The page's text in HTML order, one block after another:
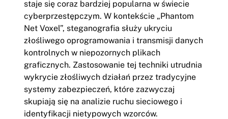
staje się coraz bardziej popularna w świecie
cyberprzestępczym. W kontekście „Phantom
Net Voxel”, steganografia służy ukryciu
złośliwego oprogramowania i transmisji danych
kontrolnych w niepozornych plikach
graficznych. Zastosowanie tej techniki utrudnia
wykrycie złośliwych działań przez tradycyjne
systemy zabezpieczeń, które zazwyczaj
skupiają się na analizie ruchu sieciowego i
identyfikacji nietypowych wzorców.